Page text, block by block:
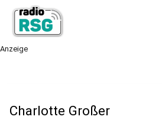
Anzeige
Charlotte Großer